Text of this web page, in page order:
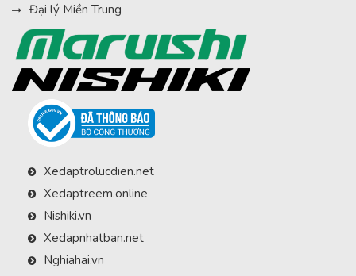
Đại lý Miền Trung
Xedaptrolucdien.net
Xedaptreem.online
Nishiki.vn
Xedapnhatban.net
Nghiahai.vn